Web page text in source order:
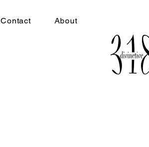
Contact About
Contact About